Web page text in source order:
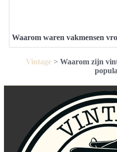
Waarom waren vakmensen
Vintage > Waarom zijn